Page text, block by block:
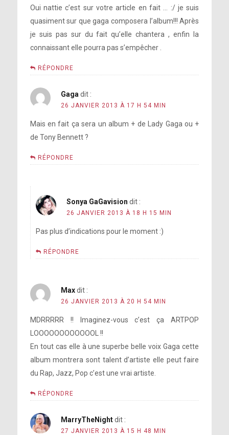
Oui nattie c’est sur votre article en fait … :/ je suis
quasiment sur que gaga composera l’album!!! Après
je suis pas sur du fait qu’elle chantera , enfin la
connaissant elle pourra pas s’empêcher .
RÉPONDRE
Gaga dit :
26 JANVIER 2013 À 17 H 54 MIN
Mais en fait ça sera un album + de Lady Gaga ou +
de Tony Bennett ?
RÉPONDRE
Sonya GaGavision dit :
26 JANVIER 2013 À 18 H 15 MIN
Pas plus d’indications pour le moment :)
RÉPONDRE
Max dit :
26 JANVIER 2013 À 20 H 54 MIN
MDRRRRR !! Imaginez-vous c’est ça ARTPOP
LOOOOOOOOOOOOL !!
En tout cas elle à une superbe belle voix Gaga cette
album montrera sont talent d’artiste elle peut faire
du Rap, Jazz, Pop c’est une vrai artiste.
RÉPONDRE
MarryTheNight dit :
27 JANVIER 2013 À 15 H 48 MIN